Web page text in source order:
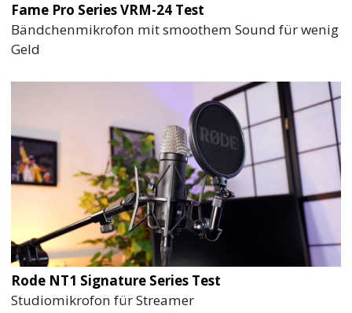
Fame Pro Series VRM-24 Test
Bändchenmikrofon mit smoothem Sound für wenig
Geld
Rode NT1 Signature Series Test
Studiomikrofon für Streamer